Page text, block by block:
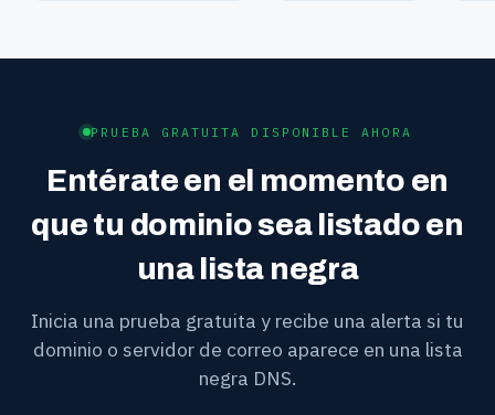
PRUEBA GRATUITA DISPONIBLE AHORA
Entérate en el momento en
que tu dominio sea listado en
una lista negra
Inicia una prueba gratuita y recibe una alerta si tu
dominio o servidor de correo aparece en una lista
negra DNS.